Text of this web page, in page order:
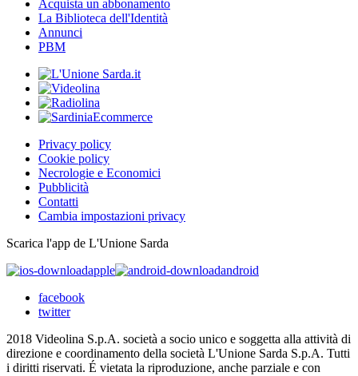
Acquista un abbonamento
La Biblioteca dell'Identità
Annunci
PBM
Privacy policy
Cookie policy
Necrologie e Economici
Pubblicità
Contatti
Cambia impostazioni privacy
Scarica l'app de L'Unione Sarda
apple
android
facebook
twitter
2018 Videolina S.p.A. società a socio unico e soggetta alla attività di
direzione e coordinamento della società L'Unione Sarda S.p.A. Tutti
i diritti riservati. É vietata la riproduzione, anche parziale e con